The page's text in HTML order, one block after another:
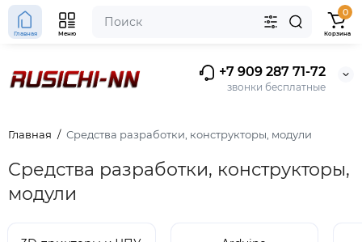
+7 909 287 71-72
звонки бесплатные
Главная Меню
0
Корзина
Главная Средства разработки, конструкторы, модули
Средства разработки, конструкторы,
модули